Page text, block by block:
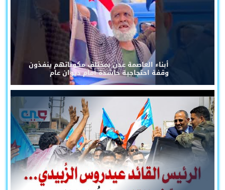
أبناء العاصمة عدن بمختلف مكوناتهم ينفذون
وقفة احتجاجية حاشدة أمام ديوان عام